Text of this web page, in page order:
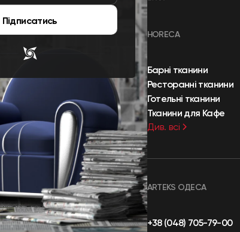
Підписатись
HORECA
Барні тканини
Ресторанні тканини
Готельні тканини
Тканини для Кафе
Див. всі
ARTEKS ОДЕСА
+38 (048) 705-79-00